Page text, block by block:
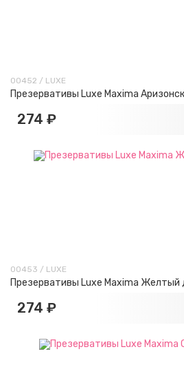
00452 / LUXE
Презервативы Luxe Maxima
274 ₽
00453 / LUXE
Презервативы Luxe Maxima Желтый
274 ₽